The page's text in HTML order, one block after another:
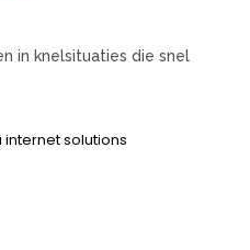
in knelsituaties die snel
solutions